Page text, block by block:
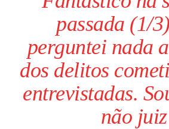
passada (1/
perguntei nada
dos delitos
entrevistadas.
não juiz